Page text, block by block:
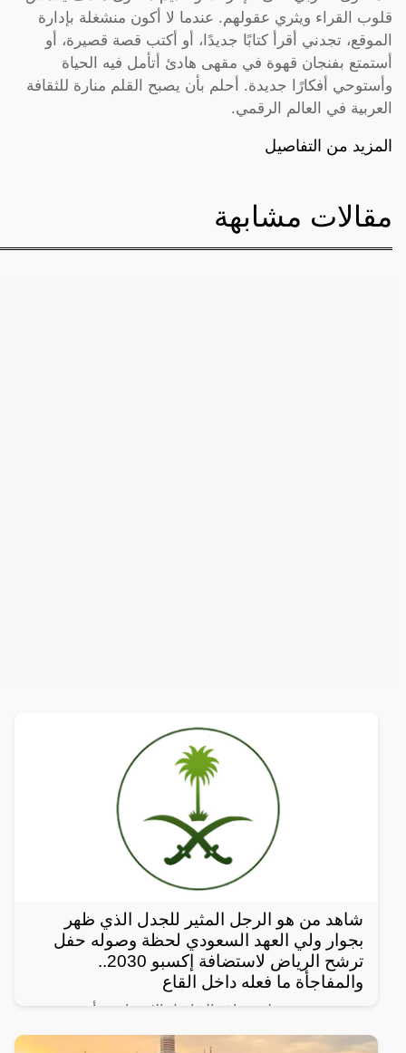
قلوب القراء ويثري عقولهم. عندما لا أكون منشغلة بإدارة
الموقع، تجدني أقرأ كتابًا جديدًا، أو أكتب قصة قصيرة، أو
أستمتع بفنجان قهوة في مقهى هادئ أتأمل فيه الحياة
وأستوحي أفكارًا جديدة. أحلم بأن يصبح القلم منارة للثقافة
العربية في العالم الرقمي.
المزيد من التفاصيل
مقالات مشابهة
شاهد من هو الرجل المثير للجدل الذي ظهر
بجوار ولي العهد السعودي لحظة وصوله حفل
ترشح الرياض لاستضافة إكسبو 2030..
والمفاجأة ما فعله داخل القاع
رصد مغردون على مواقع التواصل الإجتماعي، أحدث
ظهور للرجل المجهول ذو النظرات الحادة الذي يقف دوماً